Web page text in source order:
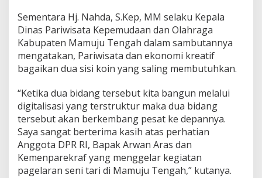
Sementara Hj. Nahda, S.Kep, MM selaku Kepala
Dinas Pariwisata Kepemudaan dan Olahraga
Kabupaten Mamuju Tengah dalam sambutannya
mengatakan, Pariwisata dan ekonomi kreatif
bagaikan dua sisi koin yang saling membutuhkan.
“Ketika dua bidang tersebut kita bangun melalui
digitalisasi yang terstruktur maka dua bidang
tersebut akan berkembang pesat ke depannya.
Saya sangat berterima kasih atas perhatian
Anggota DPR RI, Bapak Arwan Aras dan
Kemenparekraf yang menggelar kegiatan
pagelaran seni tari di Mamuju Tengah,” kutanya.